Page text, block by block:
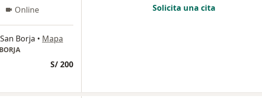
Online
Borja • Mapa
S/ 200
Solicita una cita